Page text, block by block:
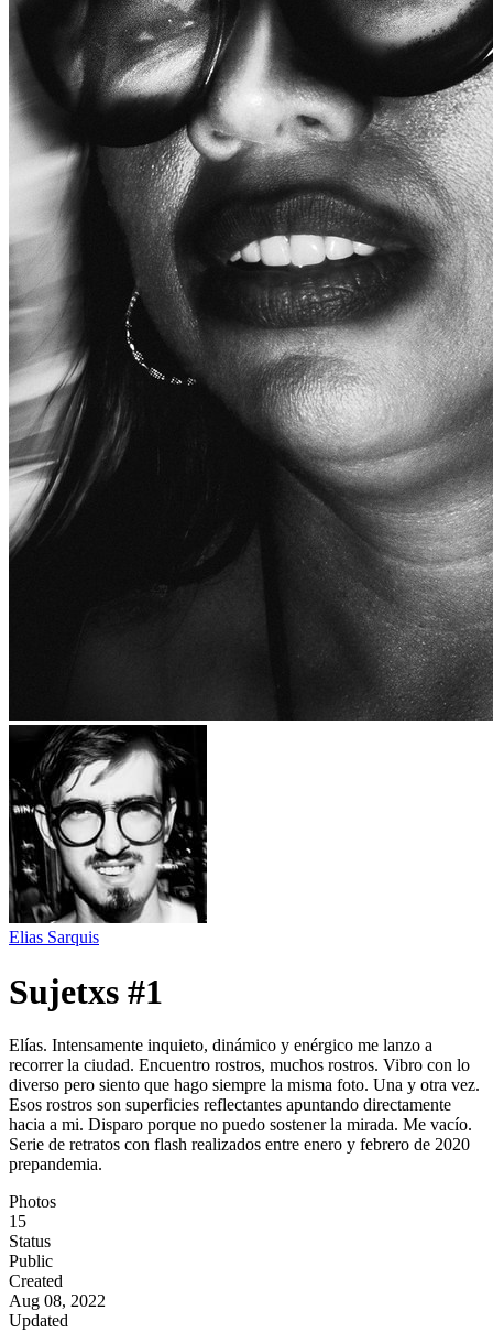
Elias Sarquis
Sujetxs #1
Elías. Intensamente inquieto, dinámico y enérgico me lanzo a
recorrer la ciudad. Encuentro rostros, muchos rostros. Vibro con lo
diverso pero siento que hago siempre la misma foto. Una y otra vez.
Esos rostros son superficies reflectantes apuntando directamente
hacia a mi. Disparo porque no puedo sostener la mirada. Me vacío.
Serie de retratos con flash realizados entre enero y febrero de 2020
prepandemia.
Photos
15
Status
Public
Created
Aug 08, 2022
Updated